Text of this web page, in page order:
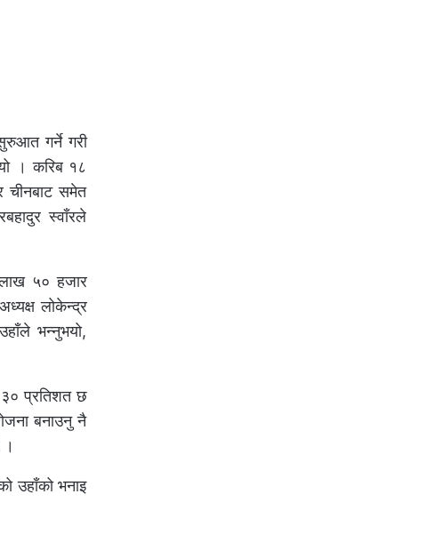
गर्ने गरी
। करिब १८
चीनबाट समेत
स्वाँरले
लाख ५० हजार
लोकेन्द्र
भन्नुभयो,
३० प्रतिशत छ
बनाउनु नै
उहाँको भनाइ